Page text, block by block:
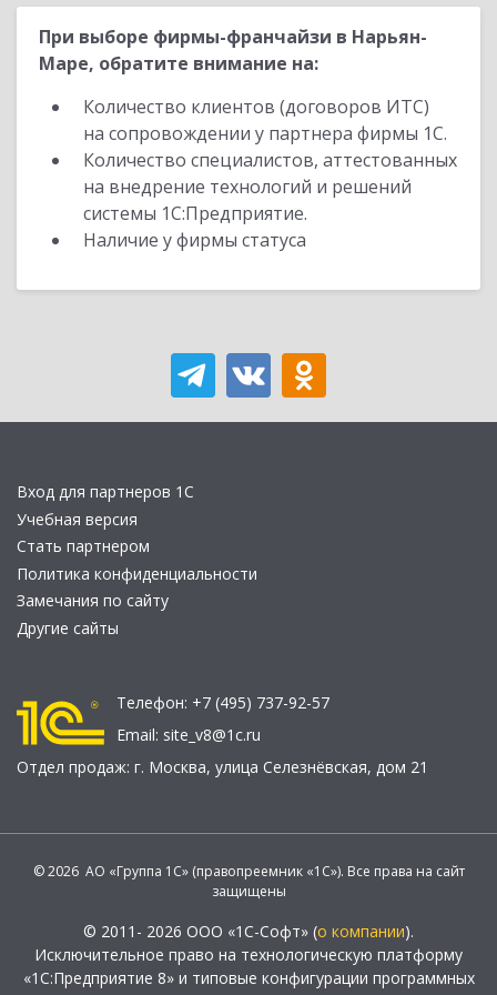
При выборе фирмы-франчайзи в Нарьян-
Маре, обратите внимание на:
Количество клиентов (договоров ИТС)
на сопровождении у партнера фирмы 1С.
Количество специалистов, аттестованных
на внедрение технологий и решений
системы 1С:Предприятие.
Наличие у фирмы статуса
Вход для партнеров 1С
Учебная версия
Стать партнером
Политика конфиденциальности
Замечания по сайту
Другие сайты
Телефон: +7 (495) 737-92-57
Email: site_v8@1c.ru
Отдел продаж: г. Москва, улица Селезнёвская, дом 21
© 2026 АО «Группа 1С» (правопреемник «1С»). Все права на сайт
защищены
© 2011- 2026 ООО «1С-Софт» (о компании).
Исключительное право на технологическую платформу
«1С:Предприятие 8» и типовые конфигурации программных